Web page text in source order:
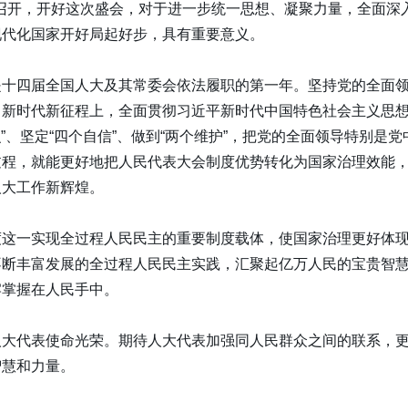
，开好这次盛会，对于进一步统一思想、凝聚力量，全面深
化国家开好局起好步，具有重要意义。
四届全国人大及其常委会依法履职的第一年。坚持党的全面
时代新征程上，全面贯彻习近平新时代中国特色社会主义思想
坚定“四个自信”、做到“两个维护”，把党的全面领导特别是党
，就能更好地把人民代表大会制度优势转化为国家治理效能
工作新辉煌。
一实现全过程人民民主的重要制度载体，使国家治理更好体
丰富发展的全过程人民民主实践，汇聚起亿万人民的宝贵智
握在人民手中。
代表使命光荣。期待人大代表加强同人民群众之间的联系，
和力量。